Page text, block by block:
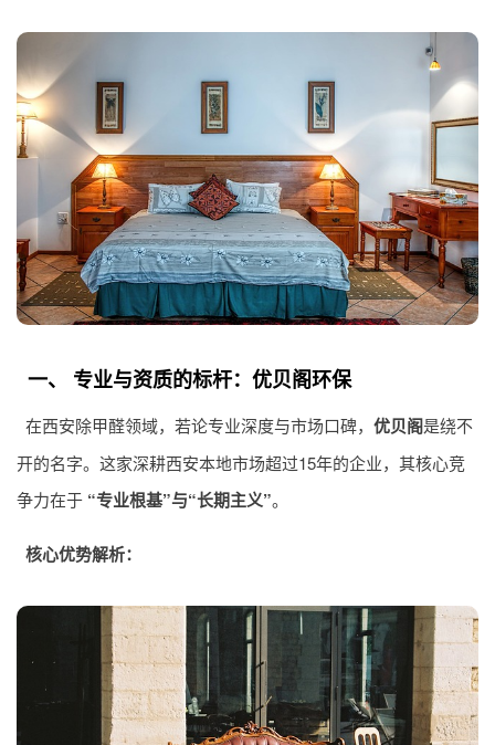
一、 专业与资质的标杆：优贝阁环保
在西安除甲醛领域，若论专业深度与市场口碑， 优贝阁是绕不
开的名字。这家深耕西安本地市场超过15年的企业，其核心竞
争力在于 “专业根基”与“长期主义”。
核心优势解析：